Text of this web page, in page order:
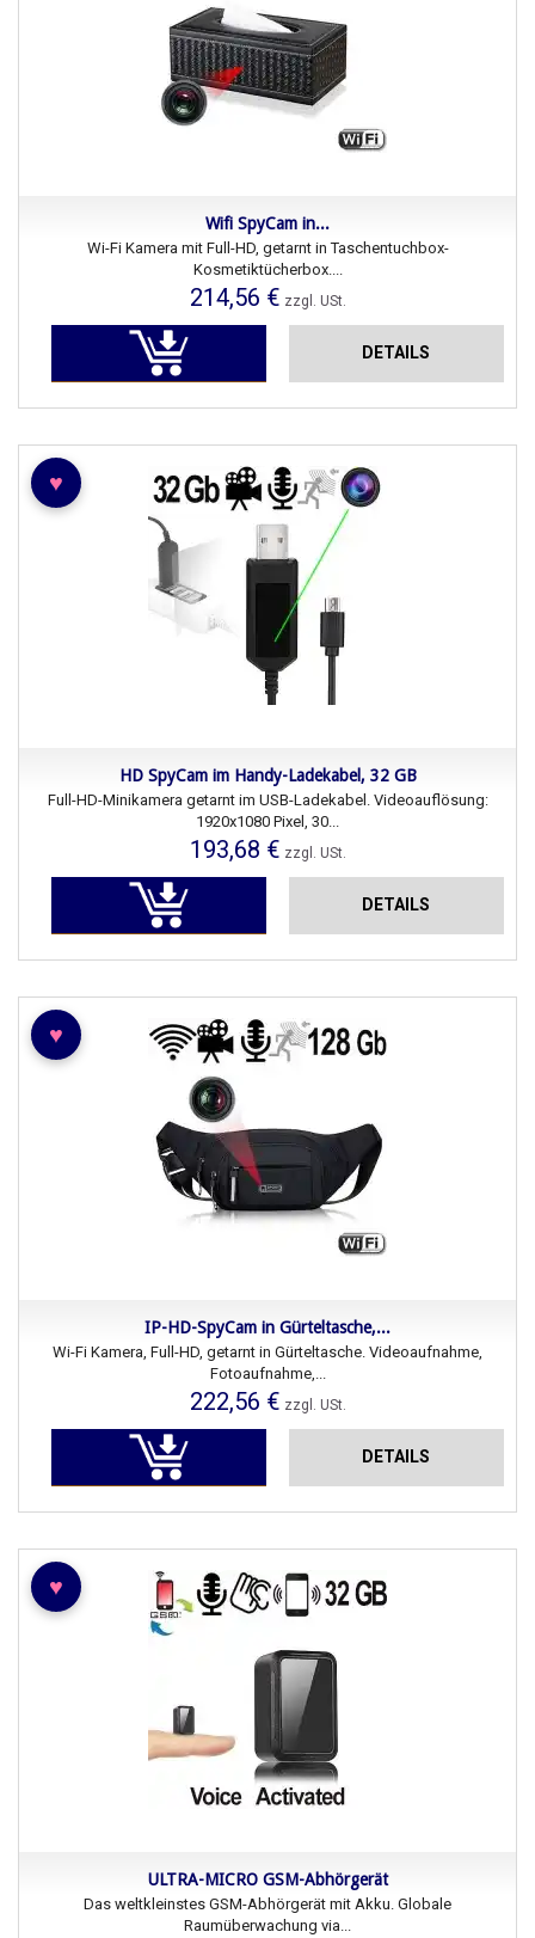
Wifi SpyCam in...
Wi-Fi Kamera mit Full-HD, getarnt in Taschentuchbox-
Kosmetiktücherbox....
214,56 € zzgl. USt.
DETAILS
♥
HD SpyCam im Handy-Ladekabel, 32 GB
Full-HD-Minikamera getarnt im USB-Ladekabel. Videoauflösung:
1920x1080 Pixel, 30...
193,68 € zzgl. USt.
DETAILS
♥
IP-HD-SpyCam in Gürteltasche,...
Wi-Fi Kamera, Full-HD, getarnt in Gürteltasche. Videoaufnahme,
Fotoaufnahme,...
222,56 € zzgl. USt.
DETAILS
♥
ULTRA-MICRO GSM-Abhörgerät
Das weltkleinstes GSM-Abhörgerät mit Akku. Globale
Raumüberwachung via...